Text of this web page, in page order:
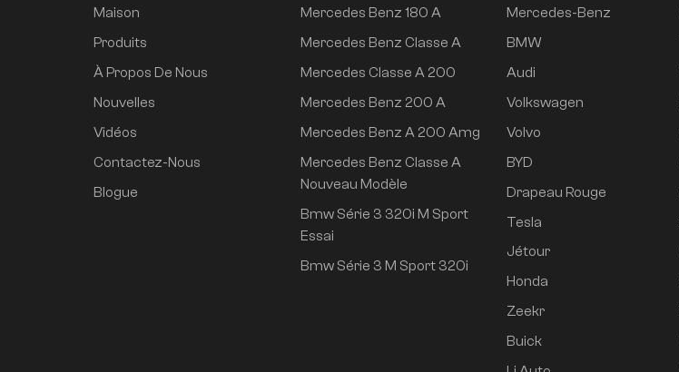
Mi SU7 2024, version
portée à propulsion
super longue durée
Maison
Produits
À Propos De Nous
Nouvelles
Vidéos
Contactez-Nous
Blogue
Mercedes Benz 180 A
Mercedes Benz Classe A
Mercedes Classe A 200
Mercedes Benz 200 A
Mercedes Benz A 200 Amg
Mercedes Benz Classe A
Nouveau Modèle
Bmw Série 3 320i M Sport
Essai
Bmw Série 3 M Sport 320i
Mercedes-Benz
BMW
Audi
Volkswagen
Volvo
BYD
Drapeau Rouge
Tesla
Jétour
Honda
Zeekr
Buick